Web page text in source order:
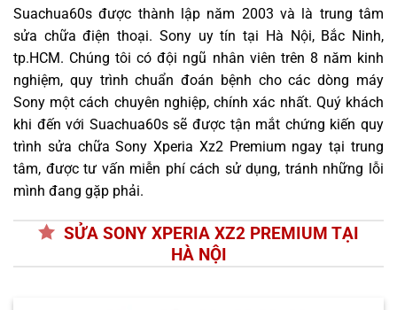
Suachua60s được thành lập năm 2003 và là trung tâm
sửa chữa điện thoại. Sony uy tín tại Hà Nội, Bắc Ninh,
tp.HCM. Chúng tôi có đội ngũ nhân viên trên 8 năm kinh
nghiệm, quy trình chuẩn đoán bệnh cho các dòng máy
Sony một cách chuyên nghiệp, chính xác nhất. Quý khách
khi đến với Suachua60s sẽ được tận mắt chứng kiến quy
trình sửa chữa Sony Xperia Xz2 Premium ngay tại trung
tâm, được tư vấn miễn phí cách sử dụng, tránh những lỗi
mình đang gặp phải.
SỬA SONY XPERIA XZ2 PREMIUM TẠI
HÀ NỘI